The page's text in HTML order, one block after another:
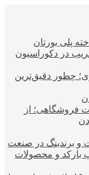
پلی یورتان
در دکوراسیون
چطور دقیق‌ترین
فروشگاهی؛ از
و برندینگ در صنعت
بارکد و محصولات